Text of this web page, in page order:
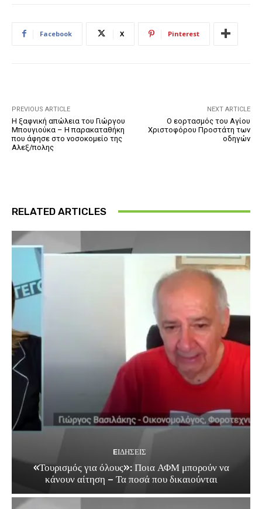
Facebook X Pinterest
PREVIOUS ARTICLE
Η ξαφνική απώλεια του Γιώργου
Μπουγιούκα – Η παρακαταθήκη
που άφησε στο νοσοκομείο της
Αλεξ/πολης
NEXT ARTICLE
Ο εορτασμός του Αγίου
Χριστοφόρου Προστάτη των
οδηγών
RELATED ARTICLES
EΙΔΗΣΕΙΣ
«Τουρισμός για όλους»: Ποια ΑΦΜ μπορούν να
κάνουν αίτηση – Τα ποσά που δικαιούνται